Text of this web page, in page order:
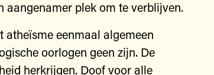
aangenamer plek om te verblijven.
atheïsme eenmaal algemeen
oorlogen geen zijn. De
herkrijgen. Doof voor alle